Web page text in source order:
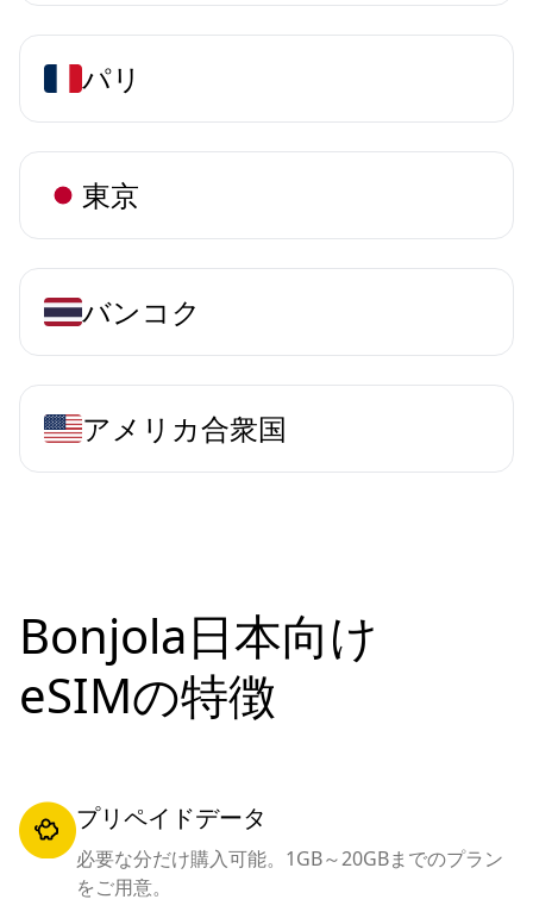
パリ
東京
バンコク
アメリカ合衆国
Bonjola日本向け
eSIMの特徴
プリペイドデータ
必要な分だけ購入可能。1GB～20GBまでのプラン
をご用意。